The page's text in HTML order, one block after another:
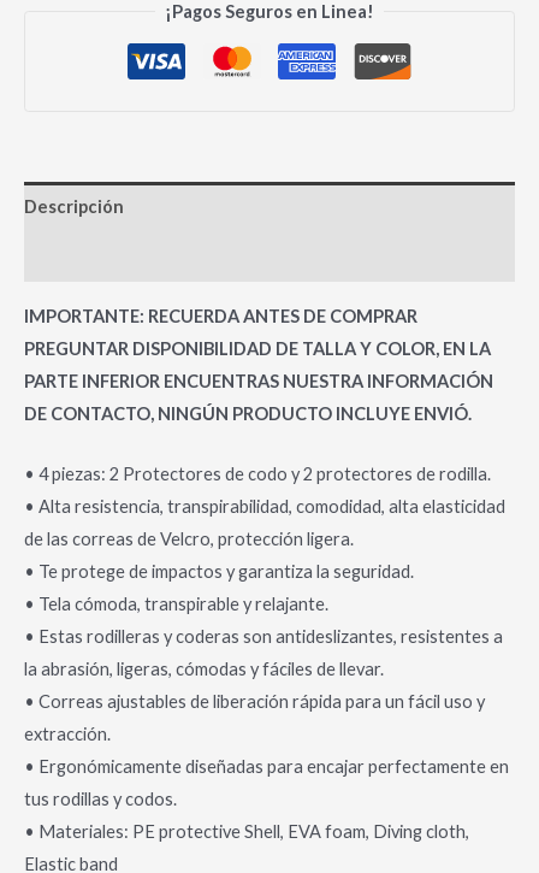
¡Pagos Seguros en Linea!
Descripción
IMPORTANTE: RECUERDA ANTES DE COMPRAR
PREGUNTAR DISPONIBILIDAD DE TALLA Y COLOR, EN LA
PARTE INFERIOR ENCUENTRAS NUESTRA INFORMACIÓN
DE CONTACTO, NINGÚN PRODUCTO INCLUYE ENVIÓ.
• 4 piezas: 2 Protectores de codo y 2 protectores de rodilla.
• Alta resistencia, transpirabilidad, comodidad, alta elasticidad
de las correas de Velcro, protección ligera.
• Te protege de impactos y garantiza la seguridad.
• Tela cómoda, transpirable y relajante.
• Estas rodilleras y coderas son antideslizantes, resistentes a
la abrasión, ligeras, cómodas y fáciles de llevar.
• Correas ajustables de liberación rápida para un fácil uso y
extracción.
• Ergonómicamente diseñadas para encajar perfectamente en
tus rodillas y codos.
• Materiales: PE protective Shell, EVA foam, Diving cloth,
Elastic band